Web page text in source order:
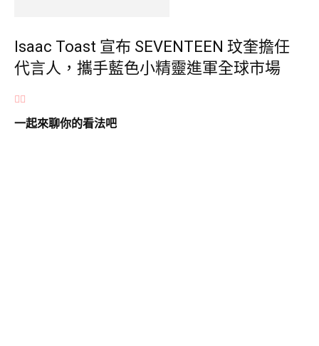
Isaac Toast 宣布 SEVENTEEN 玟奎擔任
代言人，攜手藍色小精靈進軍全球市場
一起來聊你的看法吧